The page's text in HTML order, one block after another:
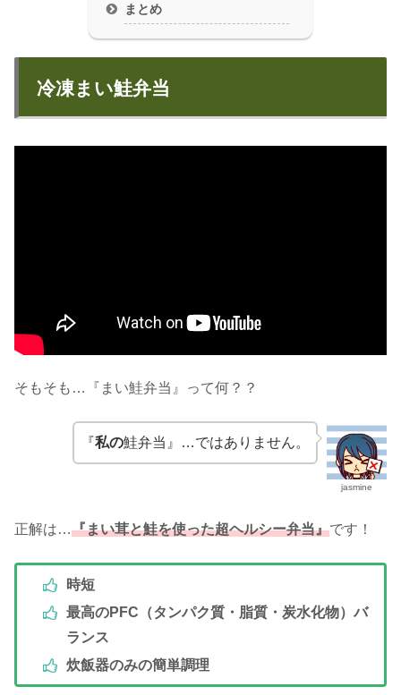
まとめ
冷凍まい鮭弁当
そもそも…『まい鮭弁当』って何？？
jasmine
『私の鮭弁当』…ではありません。
正解は…『まい茸と鮭を使った超ヘルシー弁当』です！
時短
最高のPFC（タンパク質・脂質・炭水化物）バ
ランス
炊飯器のみの簡単調理